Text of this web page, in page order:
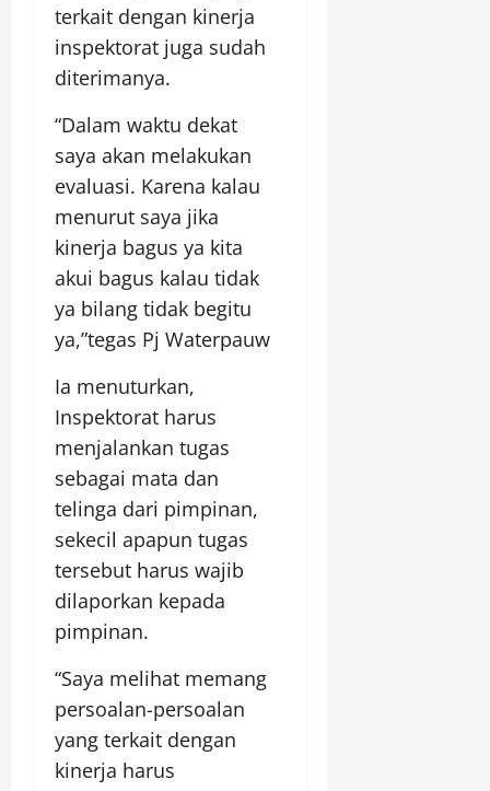
terkait dengan kinerja
inspektorat juga sudah
diterimanya.
“Dalam waktu dekat
saya akan melakukan
evaluasi. Karena kalau
menurut saya jika
kinerja bagus ya kita
akui bagus kalau tidak
ya bilang tidak begitu
ya,”tegas Pj Waterpauw
Ia menuturkan,
Inspektorat harus
menjalankan tugas
sebagai mata dan
telinga dari pimpinan,
sekecil apapun tugas
tersebut harus wajib
dilaporkan kepada
pimpinan.
“Saya melihat memang
persoalan-persoalan
yang terkait dengan
kinerja harus